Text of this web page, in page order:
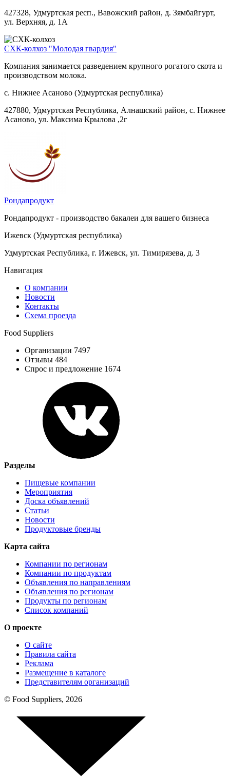
427328, Удмуртская респ., Вавожский район, д. Зямбайгурт,
ул. Верхняя, д. 1А
СХК-колхоз "Молодая гвардия"
Компания занимается разведением крупного рогатого скота и
производством молока.
с. Нижнее Асаново (Удмуртская республика)
427880, Удмуртская Республика, Алнашский район, с. Нижнее
Асаново, ул. Максима Крылова ,2г
Рондапродукт
Рондапродукт - производство бакалеи для вашего бизнеса
Ижевск (Удмуртская республика)
Удмуртская Республика, г. Ижевск, ул. Тимирязева, д. 3
Навигация
О компании
Новости
Контакты
Схема проезда
Food Suppliers
Организации 7497
Отзывы 484
Спрос и предложение 1674
Разделы
Пищевые компании
Мероприятия
Доска объявлений
Статьи
Новости
Продуктовые бренды
Карта сайта
Компании по регионам
Компании по продуктам
Объявления по направлениям
Объявления по регионам
Продукты по регионам
Список компаний
О проекте
О сайте
Правила сайта
Реклама
Размещение в каталоге
Представителям организаций
© Food Suppliers, 2026